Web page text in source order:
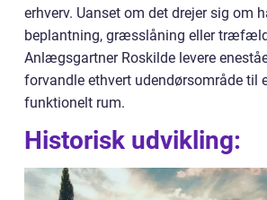
erhverv. Uanset om det drejer sig om
beplantning, græsslåning eller
Anlægsgartner Roskilde levere
forvandle ethvert udendørsområde til
funktionelt rum.
Historisk udvikling: